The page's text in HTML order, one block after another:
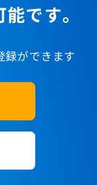
です。
録ができます